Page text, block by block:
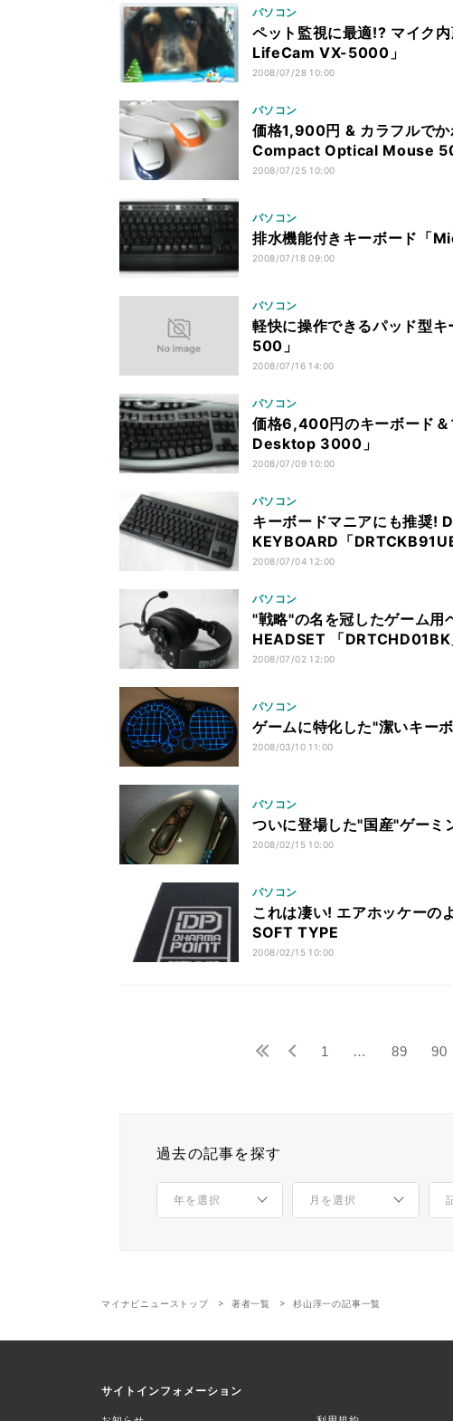
パソコン
ペット監視に最適!? マイク
LifeCam VX-5000」
2008/07/28 10:00
パソコン
価格1,900円 & カラフルで
Compact Optical Mouse
2008/07/25 10:00
パソコン
排水機能付きキーボード
2008/07/18 09:00
パソコン
軽快に操作できるパッド型
500」
2008/07/16 14:00
パソコン
価格6,400円のキーボード
Desktop 3000」
2008/07/09 10:00
パソコン
キーボードマニアにも推奨!
KEYBOARD「
2008/07/04 12:00
パソコン
"戦略"の名を冠したゲーム
HEADSET 「DRTCHD01BK
2008/07/02 12:00
パソコン
ゲームに特化した"潔いキー
2008/03/10 11:00
パソコン
ついに登場した"国産"ゲー
2008/02/15 10:00
パソコン
これは凄い! エアホッケー
SOFT TYPE
2008/02/15 10:00
1 … 89 90
過去の記事を探す
マイナビニューストップ 著者一覧 杉山淳一の記事一覧
サイトインフォメーション